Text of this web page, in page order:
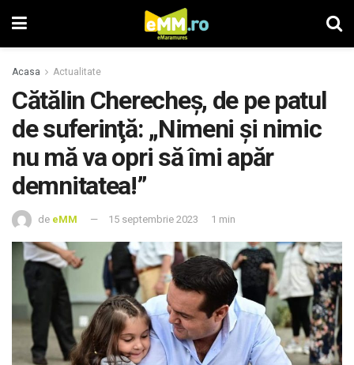
Acasa Actualitate
Cătălin Cherecheş, de pe patul
de suferinţă: „Nimeni și nimic
nu mă va opri să îmi apăr
demnitatea!”
de eMM 15 septembrie 2023 1 min